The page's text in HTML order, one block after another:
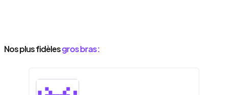
Nos plus fidèlesgros bras :